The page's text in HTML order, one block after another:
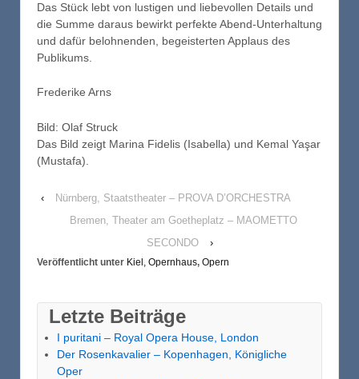
Das Stück lebt von lustigen und liebevollen Details und
die Summe daraus bewirkt perfekte Abend-Unterhaltung
und dafür belohnenden, begeisterten Applaus des
Publikums.
Frederike Arns
Bild: Olaf Struck
Das Bild zeigt Marina Fidelis (Isabella) und Kemal Yaşar
(Mustafa).
‹
Nürnberg, Staatstheater – PROVA D’ORCHESTRA
Bremen, Theater am Goetheplatz – MAOMETTO
SECONDO
›
Veröffentlicht unter Kiel, Opernhaus, Opern
Letzte Beiträge
I puritani – Royal Opera House, London
Der Rosenkavalier – Kopenhagen, Königliche
Oper